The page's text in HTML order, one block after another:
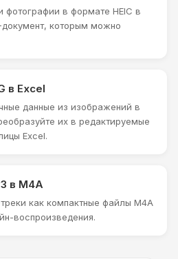
фотографии в формате HEIC в
которым можно
в Excel
данные из изображений в
их в редактируемые
Excel.
в M4A
как компактные файлы M4A
воспроизведения.